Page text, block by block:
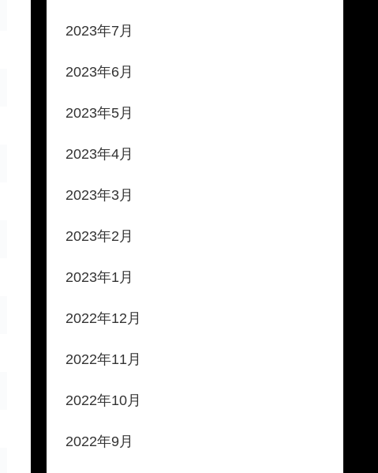
2023年7月
2023年6月
2023年5月
2023年4月
2023年3月
2023年2月
2023年1月
2022年12月
2022年11月
2022年10月
2022年9月